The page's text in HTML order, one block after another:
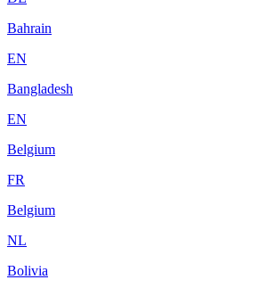
Bahrain
EN
Bangladesh
EN
Belgium
FR
Belgium
NL
Bolivia